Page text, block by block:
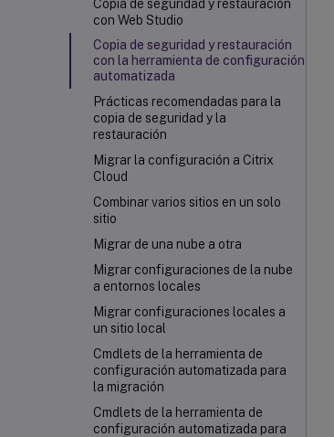
Copia de seguridad y restauración
con Web Studio
Copia de seguridad y restauración
con la herramienta de configuración
automatizada
Prácticas recomendadas para la
copia de seguridad y la
restauración
Migrar la configuración a Citrix
Cloud
Combinar varios sitios en un solo
sitio
Migrar de una nube a otra
Migrar configuraciones de la nube
a entornos locales
Migrar configuraciones locales a
un sitio local
Cmdlets de la herramienta de
configuración automatizada para
la migración
Cmdlets de la herramienta de
configuración automatizada para